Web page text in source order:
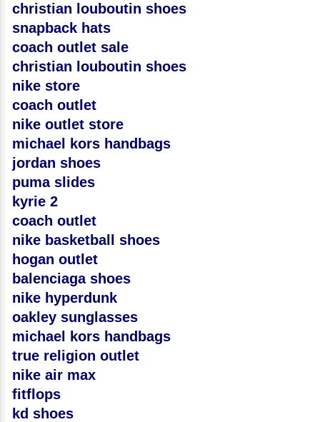
christian louboutin shoes
snapback hats
coach outlet sale
christian louboutin shoes
nike store
coach outlet
nike outlet store
michael kors handbags
jordan shoes
puma slides
kyrie 2
coach outlet
nike basketball shoes
hogan outlet
balenciaga shoes
nike hyperdunk
oakley sunglasses
michael kors handbags
true religion outlet
nike air max
fitflops
kd shoes